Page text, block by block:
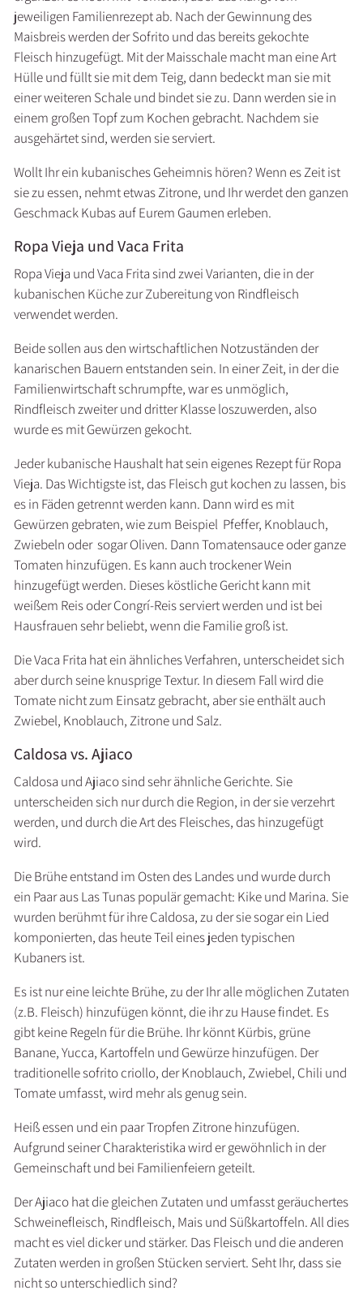
jeweiligen Familienrezept ab. Nach der Gewinnung des
Maisbreis werden der Sofrito und das bereits gekochte
Fleisch hinzugefügt. Mit der Maisschale macht man eine Art
Hülle und füllt sie mit dem Teig, dann bedeckt man sie mit
einer weiteren Schale und bindet sie zu. Dann werden sie in
einem großen Topf zum Kochen gebracht. Nachdem sie
ausgehärtet sind, werden sie serviert.
Wollt Ihr ein kubanisches Geheimnis hören? Wenn es Zeit ist
sie zu essen, nehmt etwas Zitrone, und Ihr werdet den ganzen
Geschmack Kubas auf Eurem Gaumen erleben.
Ropa Vieja und Vaca Frita
Ropa Vieja und Vaca Frita sind zwei Varianten, die in der
kubanischen Küche zur Zubereitung von Rindfleisch
verwendet werden.
Beide sollen aus den wirtschaftlichen Notzuständen der
kanarischen Bauern entstanden sein. In einer Zeit, in der die
Familienwirtschaft schrumpfte, war es unmöglich,
Rindfleisch zweiter und dritter Klasse loszuwerden, also
wurde es mit Gewürzen gekocht.
Jeder kubanische Haushalt hat sein eigenes Rezept für Ropa
Vieja. Das Wichtigste ist, das Fleisch gut kochen zu lassen, bis
es in Fäden getrennt werden kann. Dann wird es mit
Gewürzen gebraten, wie zum Beispiel Pfeffer, Knoblauch,
Zwiebeln oder sogar Oliven. Dann Tomatensauce oder ganze
Tomaten hinzufügen. Es kann auch trockener Wein
hinzugefügt werden. Dieses köstliche Gericht kann mit
weißem Reis oder Congrí-Reis serviert werden und ist bei
Hausfrauen sehr beliebt, wenn die Familie groß ist.
Die Vaca Frita hat ein ähnliches Verfahren, unterscheidet sich
aber durch seine knusprige Textur. In diesem Fall wird die
Tomate nicht zum Einsatz gebracht, aber sie enthält auch
Zwiebel, Knoblauch, Zitrone und Salz.
Caldosa vs. Ajiaco
Caldosa und Ajiaco sind sehr ähnliche Gerichte. Sie
unterscheiden sich nur durch die Region, in der sie verzehrt
werden, und durch die Art des Fleisches, das hinzugefügt
wird.
Die Brühe entstand im Osten des Landes und wurde durch
ein Paar aus Las Tunas populär gemacht: Kike und Marina. Sie
wurden berühmt für ihre Caldosa, zu der sie sogar ein Lied
komponierten, das heute Teil eines jeden typischen
Kubaners ist.
Es ist nur eine leichte Brühe, zu der Ihr alle möglichen Zutaten
(z.B. Fleisch) hinzufügen könnt, die ihr zu Hause findet. Es
gibt keine Regeln für die Brühe. Ihr könnt Kürbis, grüne
Banane, Yucca, Kartoffeln und Gewürze hinzufügen. Der
traditionelle sofrito criollo, der Knoblauch, Zwiebel, Chili und
Tomate umfasst, wird mehr als genug sein.
Heiß essen und ein paar Tropfen Zitrone hinzufügen.
Aufgrund seiner Charakteristika wird er gewöhnlich in der
Gemeinschaft und bei Familienfeiern geteilt.
Der Ajiaco hat die gleichen Zutaten und umfasst geräuchertes
Schweinefleisch, Rindfleisch, Mais und Süßkartoffeln. All dies
macht es viel dicker und stärker. Das Fleisch und die anderen
Zutaten werden in großen Stücken serviert. Seht Ihr, dass sie
nicht so unterschiedlich sind?